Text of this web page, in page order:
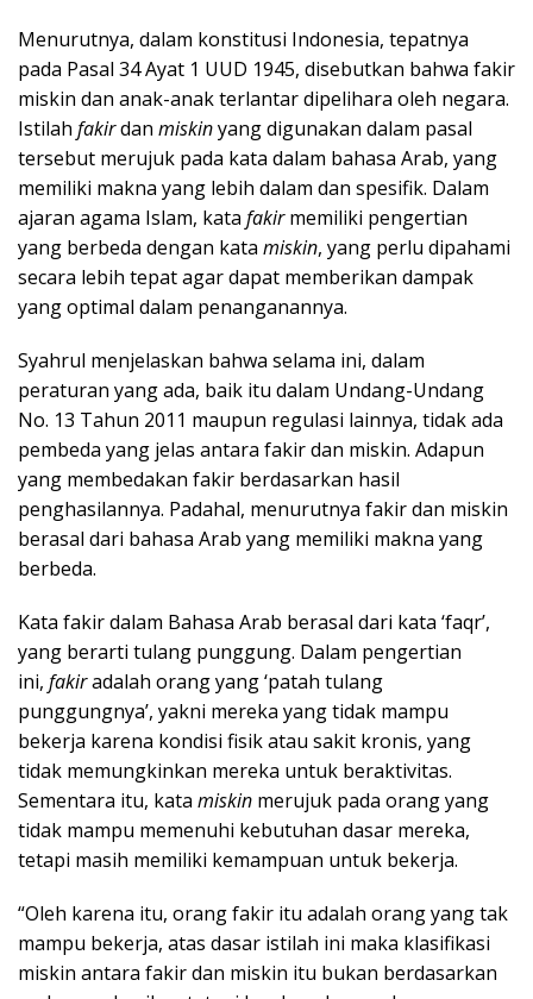
Menurutnya, dalam konstitusi Indonesia, tepatnya
pada Pasal 34 Ayat 1 UUD 1945, disebutkan bahwa fakir
miskin dan anak-anak terlantar dipelihara oleh negara.
Istilah fakirdan miskinyang digunakan dalam pasal
tersebut merujuk pada kata dalam bahasa Arab, yang
memiliki makna yang lebih dalam dan spesifik. Dalam
ajaran agama Islam, kata fakirmemiliki pengertian
yang berbeda dengan kata miskin, yang perlu dipahami
secara lebih tepat agar dapat memberikan dampak
yang optimal dalam penanganannya.
Syahrul menjelaskan bahwa selama ini, dalam
peraturan yang ada, baik itu dalam Undang-Undang
No. 13 Tahun 2011 maupun regulasi lainnya, tidak ada
pembeda yang jelas antara fakir dan miskin. Adapun
yang membedakan fakir berdasarkan hasil
penghasilannya. Padahal, menurutnya fakir dan miskin
berasal dari bahasa Arab yang memiliki makna yang
berbeda.
Kata fakir dalam Bahasa Arab berasal dari kata ‘faqr’,
yang berarti tulang punggung. Dalam pengertian
ini, fakiradalah orang yang ‘patah tulang
punggungnya’, yakni mereka yang tidak mampu
bekerja karena kondisi fisik atau sakit kronis, yang
tidak memungkinkan mereka untuk beraktivitas.
Sementara itu, kata miskin merujuk pada orang yang
tidak mampu memenuhi kebutuhan dasar mereka,
tetapi masih memiliki kemampuan untuk bekerja.
“Oleh karena itu, orang fakir itu adalah orang yang tak
mampu bekerja, atas dasar istilah ini maka klasifikasi
miskin antara fakir dan miskin itu bukan berdasarkan